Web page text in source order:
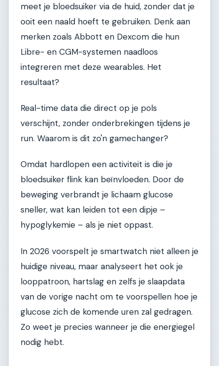
meet je bloedsuiker via de huid, zonder dat je
ooit een naald hoeft te gebruiken. Denk aan
merken zoals Abbott en Dexcom die hun
Libre- en CGM-systemen naadloos
integreren met deze wearables. Het
resultaat?
Real-time data die direct op je pols
verschijnt, zonder onderbrekingen tijdens je
run. Waarom is dit zo'n gamechanger?
Omdat hardlopen een activiteit is die je
bloedsuiker flink kan beïnvloeden. Door de
beweging verbrandt je lichaam glucose
sneller, wat kan leiden tot een dipje –
hypoglykemie – als je niet oppast.
In 2026 voorspelt je smartwatch niet alleen je
huidige niveau, maar analyseert het ook je
looppatroon, hartslag en zelfs je slaapdata
van de vorige nacht om te voorspellen hoe je
glucose zich de komende uren zal gedragen.
Zo weet je precies wanneer je die energiegel
nodig hebt.